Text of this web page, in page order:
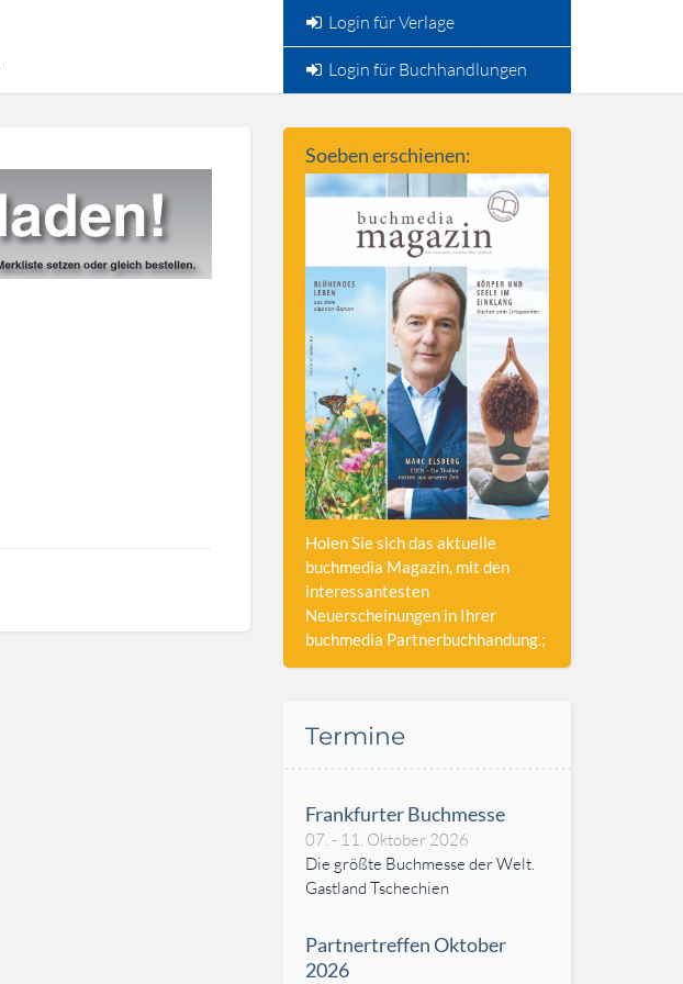
Login für Verlage
Login für Buchhandlungen
Soeben erschienen:
Holen Sie sich das aktuelle
buchmedia Magazin, mit den
interessantesten
Neuerscheinungen in Ihrer
buchmedia Partnerbuchhandung.;
Termine
Frankfurter Buchmesse
07. - 11. Oktober 2026
Die größte Buchmesse der Welt.
Gastland Tschechien
Partnertreffen Oktober
2026